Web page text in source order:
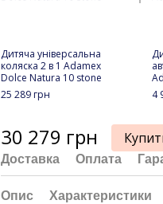
Дитяча універсальна
коляска 2 в 1 Adamex
Dolce Natura 10 stone
25 289 грн
4
30 279 грн
Доставка Оплата
Опис Характеристики